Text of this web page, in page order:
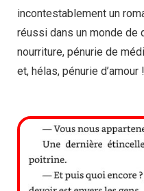
incontestablement un
réussi dans un monde de
nourriture, pénurie de
et, hélas, pénurie d’amour !